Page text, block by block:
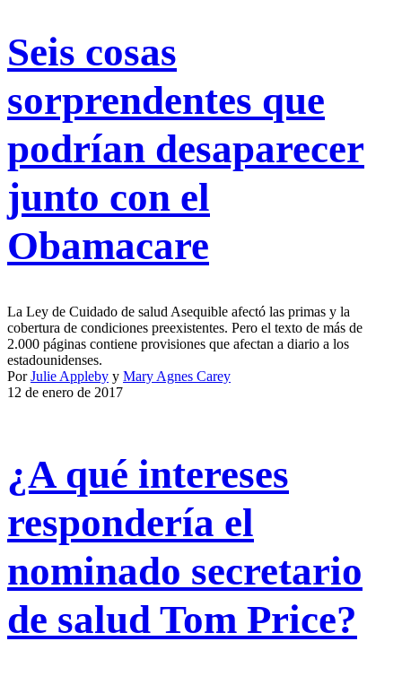
Seis cosas
sorprendentes que
podrían desaparecer
junto con el
Obamacare
La Ley de Cuidado de salud Asequible afectó las primas y la
cobertura de condiciones preexistentes. Pero el texto de más de
2.000 páginas contiene provisiones que afectan a diario a los
estadounidenses.
PorJulie Appleby y Mary Agnes Carey
12 de enero de 2017
¿A qué intereses
respondería el
nominado secretario
de salud Tom Price?